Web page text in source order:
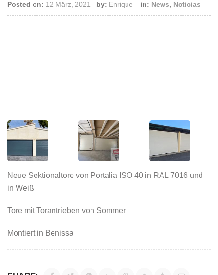
Posted on: 12 März, 2021 by: Enrique in: News, Noticias
Neue Sektionaltore von Portalia ISO 40 in RAL 7016 und
in Weiß
Tore mit Torantrieben von Sommer
Montiert in Benissa